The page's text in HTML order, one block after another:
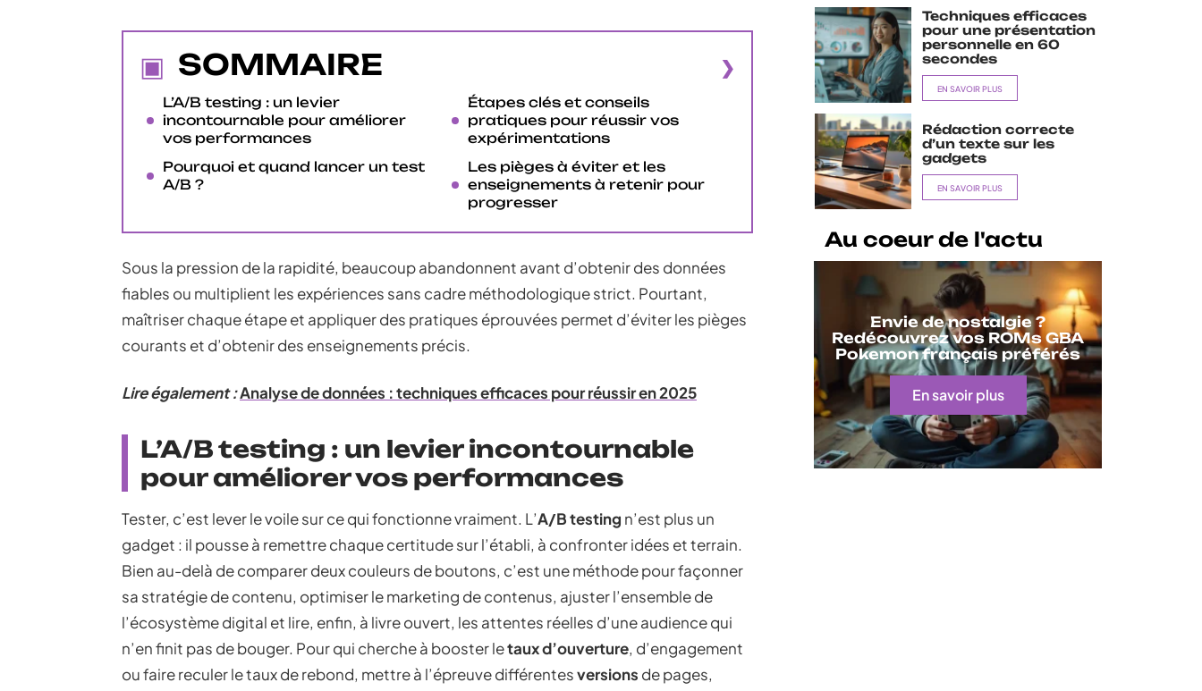
SOMMAIRE
L’A/B testing : un levier
incontournable pour améliorer
vos performances
Pourquoi et quand lancer un test
A/B ?
Étapes clés et conseils
pratiques pour réussir vos
expérimentations
Les pièges à éviter et les
enseignements à retenir pour
progresser
Sous la pression de la rapidité, beaucoup abandonnent avant d’obtenir des données
fiables ou multiplient les expériences sans cadre méthodologique strict. Pourtant,
maîtriser chaque étape et appliquer des pratiques éprouvées permet d’éviter les pièges
courants et d’obtenir des enseignements précis.
Lire également :Analyse de données : techniques efficaces pour réussir en 2025
L’A/B testing : un levier incontournable
pour améliorer vos performances
Tester, c’est lever le voile sur ce qui fonctionne vraiment. L’A/B testing n’est plus un
gadget : il pousse à remettre chaque certitude sur l’établi, à confronter idées et terrain.
Bien au-delà de comparer deux couleurs de boutons, c’est une méthode pour façonner
sa stratégie de contenu, optimiser le marketing de contenus, ajuster l’ensemble de
l’écosystème digital et lire, enfin, à livre ouvert, les attentes réelles d’une audience qui
n’en finit pas de bouger. Pour qui cherche à booster letaux d’ouverture, d’engagement
ou faire reculer le taux de rebond, mettre à l’épreuve différentesversions de pages,
Techniques efficaces
pour une présentation
personnelle en 60
secondes
EN SAVOIR PLUS
Rédaction correcte
d’un texte sur les
gadgets
EN SAVOIR PLUS
Au coeur de l'actu
Envie de nostalgie ?
Redécouvrez vos ROMs GBA
Pokemon français préférés
En savoir plus